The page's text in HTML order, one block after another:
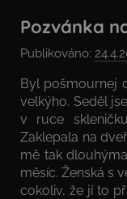
Pozvánka
Publikováno:
Byl pošmournej
velkýho. Seděl
v ruce
Zaklepala na
mě tak
měsíc. Ženská s
cokoliv, že jí to